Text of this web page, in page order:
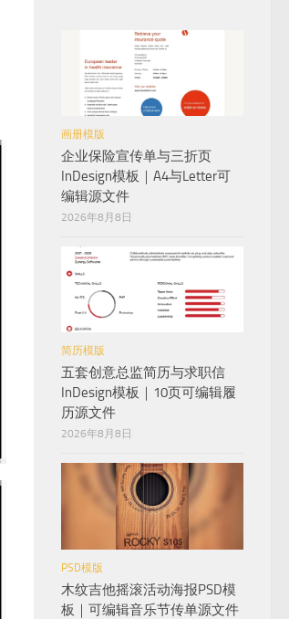
画册模版
企业保险宣传单与三折页
InDesign模板｜A4与Letter可
编辑源文件
2026年8月8日
简历模版
五套创意总监简历与求职信
InDesign模板｜10页可编辑履
历源文件
2026年8月8日
PSD模版
木纹吉他摇滚活动海报PSD模
板｜可编辑音乐节传单源文件